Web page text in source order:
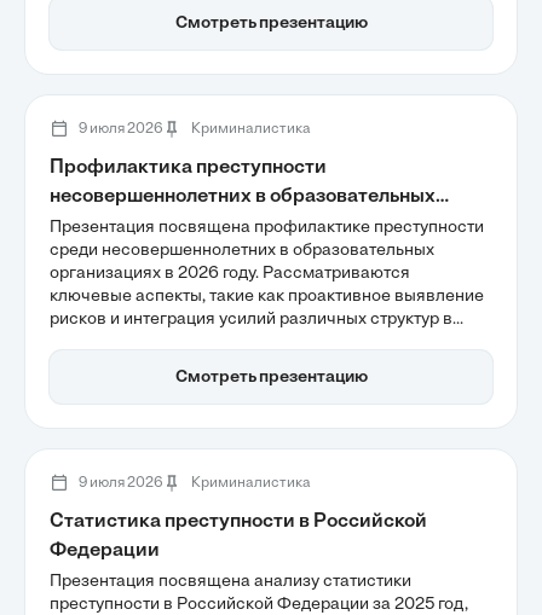
превышает официальные данные, а также переход от
опиатов к синтетическим наркотикам. Эти аспекты
Смотреть презентацию
9 июля 2026 Криминалистика
Профилактика преступности
несовершеннолетних в образовательных
организациях
Презентация посвящена профилактике преступности
среди несовершеннолетних в образовательных
организациях в 2026 году. Рассматриваются
ключевые аспекты, такие как проактивное выявление
рисков и интеграция усилий различных структур в
внимание на росте подростковой преступности, где
более 60% правонарушений связаны с
для предотвращения деструктивного поведения
Смотреть презентацию
9 июля 2026 Криминалистика
Статистика преступности в Российской
Федерации
Презентация посвящена анализу статистики
преступности в Российской Федерации за 2025 год,